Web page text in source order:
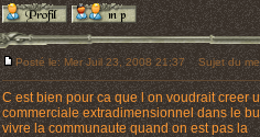
Posté le: Mer Juil 23, 2008 21:37 Sujet du
C est bien pour ca que l on voudrait creer
commerciale extradimensionnel dans le
vivre la communaute quand on est pas la